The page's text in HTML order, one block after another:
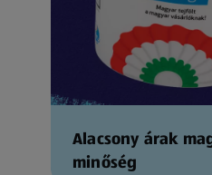
Alacsony árak
minőség